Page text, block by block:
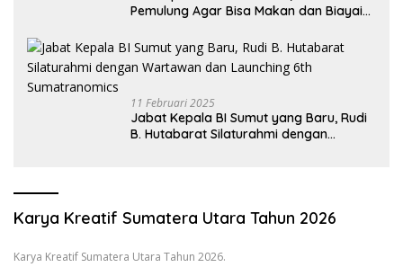
Pemulung Agar Bisa Makan dan Biayai
11 Februari 2025
Jabat Kepala BI Sumut yang Baru, Rudi
B. Hutabarat Silaturahmi dengan
Karya Kreatif Sumatera Utara Tahun 2026
Karya Kreatif Sumatera Utara Tahun 2026.